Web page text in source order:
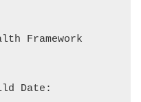
Framework
Date: